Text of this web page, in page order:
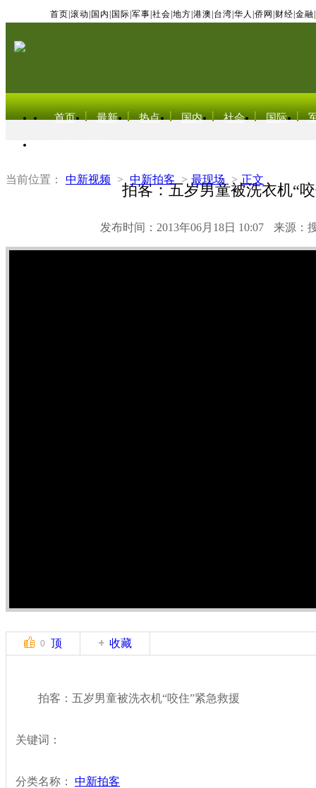
首页 滚动 国内 国际 军事 社会 地方 港澳 台湾 华人 侨网 财经 金融
首页 最新 热点 国内 社会 国际
当前位置： 中新视频 > 中新拍客 > 最现场 > 正文
拍客：五岁男童被洗衣机“
发布时间：2013年06月18日 10:07 来源：
0 顶 收藏
拍客：五岁男童被洗衣机“咬住”紧急救援
关键词：
分类名称： 中新拍客